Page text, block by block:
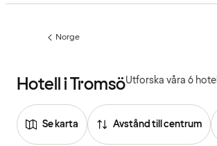
Föregående
Norge
Hotell i TromsöUtforska våra 6 hotell
Se karta Avstånd till centrum